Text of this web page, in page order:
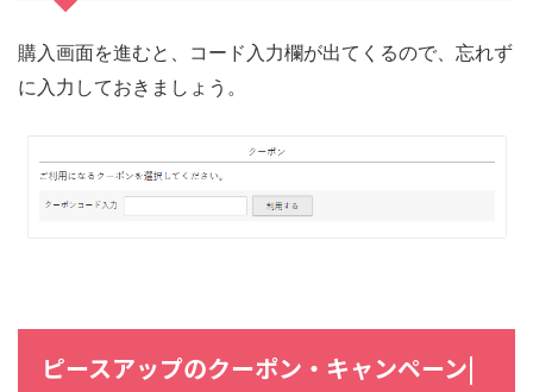
購入画面を進むと、コード入力欄が出てくるので、忘れず
に入力しておきましょう。
ピースアップのクーポン・キャンペーン|